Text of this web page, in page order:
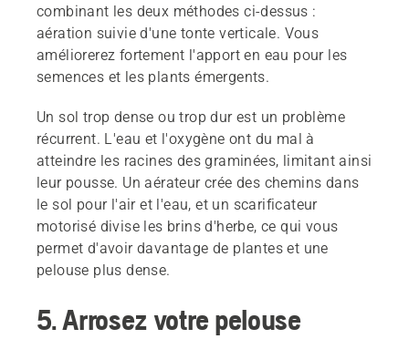
combinant les deux méthodes ci-dessus :
aération suivie d'une tonte verticale. Vous
améliorerez fortement l'apport en eau pour les
semences et les plants émergents.
Un sol trop dense ou trop dur est un problème
récurrent. L'eau et l'oxygène ont du mal à
atteindre les racines des graminées, limitant ainsi
leur pousse. Un aérateur crée des chemins dans
le sol pour l'air et l'eau, et un scarificateur
motorisé divise les brins d'herbe, ce qui vous
permet d'avoir davantage de plantes et une
pelouse plus dense.
5. Arrosez votre pelouse